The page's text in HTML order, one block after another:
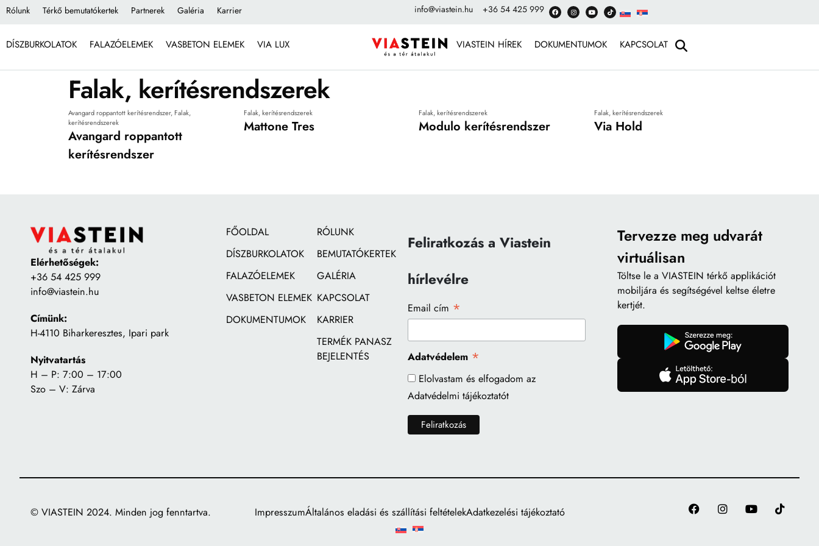
Rólunk Térkő bemutatókertek Partnerek Galéria Karrier info@viastein.hu +36 54 425 999
DÍSZBURKOLATOK FALAZÓELEMEK VASBETON ELEMEK VIA LUX VIASTEIN HÍREK DOKUMENTUMOK KAPCSOLAT
Falak, kerítésrendszerek
Avangard roppantott kerítésrendszer, Falak,
kerítésrendszerek
Avangard roppantott
kerítésrendszer
Falak, kerítésrendszerek
Mattone Tres
Falak, kerítésrendszerek
Modulo kerítésrendszer
Falak, kerítésrendszerek
Via Hold
Elérhetőségek:
+36 54 425 999
info@viastein.hu
Címünk:
H-4110 Biharkeresztes, Ipari park
Nyitvatartás
H – P: 7:00 – 17:00
Szo – V: Zárva
FŐOLDAL
DÍSZBURKOLATOK
FALAZÓELEMEK
VASBETON ELEMEK
DOKUMENTUMOK
RÓLUNK
BEMUTATÓKERTEK
GALÉRIA
KAPCSOLAT
KARRIER
TERMÉK PANASZ
BEJELENTÉS
Feliratkozás a Viastein
hírlevélre
Email cím *
Adatvédelem *
Elolvastam és elfogadom az
Adatvédelmi tájékoztatót
Tervezze meg udvarát
virtuálisan
Töltse le a VIASTEIN térkő applikációt
mobiljára és segítségével keltse életre
kertjét.
gomb
gomb
© VIASTEIN 2024. Minden jog fenntartva. ImpresszumÁltalános eladási és szállítási feltételekAdatkezelési tájékoztató